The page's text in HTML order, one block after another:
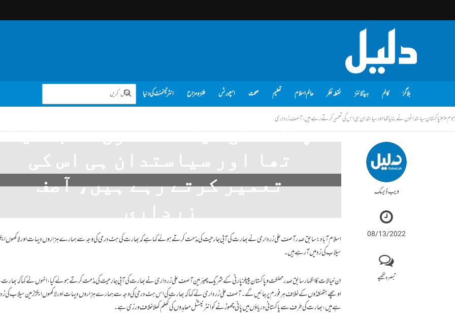
بلاگز کالم ہیڈلائنز نقطہ نظر عالم اسلام تعلیم صحت اسپورٹس طنز و مزاح انٹرٹینمنٹ کی دنیا
ہوم<<پاکستان سیاستدانوں نے بنایا تھا اور سیاستدان ہی اس کی تعمیر کرتے رہے ہیں، آصف زرداری
ویب ڈیسک
08/13/2022
تبصرہ لکھیے
پاکستان سیاستدانوں نے بنایا
تھا اور سیاستدان ہی اس کی
تعمیر کرتے رہے ہیں، آصف
زرداری
08/13/2022 تبصرہ لکھیے ویب ڈیسک
اسلام آباد: سابق صدر آصف علی زرداری نے بھارت کی آبی جارحیت کی مذمت کرتے ہوئے کہا ہے کہ بھارت کی ہٹ درمی کی وجہ سے ہمارے ہزاروں دیہات اور لاکھوں
سیلاب کی زد میں آرہے ہیں۔
ان خیالات کا اظہار سابق صدرمملکت و پاکستان پیپلز پارٹی کے شریک چیئرمین آصف علی زرداری نے بھارت کی آبی جارحیت کی مذمت کرتے ہوئے کیا، انہوں نے کہا کہ
اوچھے ہتھکنڈوں کے خلاف ہر فورم پر جائیں گے۔ آصف علی زرداری نے کہا کہ بھارت کی اس ہٹ درمی کی وجہ سے ہمارے ہزاروں دیہات اور لاکھوں ایکڑ زمین سیلاب کی زد
ہے ہیں، بھارت کی طرف سے پاکستانی دریاؤں میں پانی چھوڑنے کو انٹرنیشنل معاہدوں کی کھلم کھلا خلاف ورزی ہے۔